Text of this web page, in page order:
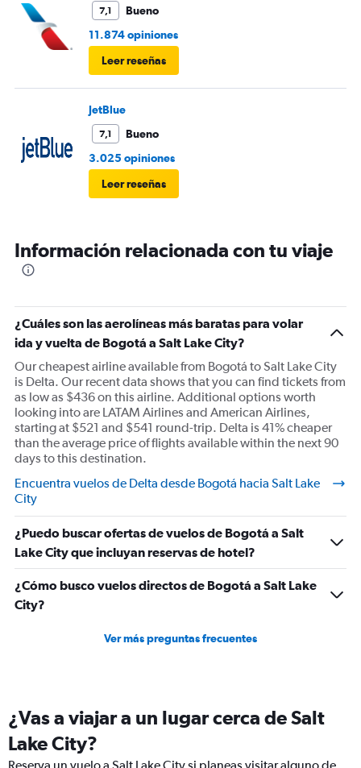
7,1
Bueno
11.874 opiniones
Leer reseñas
JetBlue
7,1
Bueno
3.025 opiniones
Leer reseñas
Información relacionada con tu viaje
¿Cuáles son las aerolíneas más baratas para volar
ida y vuelta de Bogotá a Salt Lake City?
Our cheapest airline available from Bogotá to Salt Lake City
is Delta. Our recent data shows that you can find tickets from
as low as $436 on this airline. Additional options worth
looking into are LATAM Airlines and American Airlines,
starting at $521 and $541 round-trip. Delta is 41% cheaper
than the average price of flights available within the next 90
days to this destination.
Encuentra vuelos de Delta desde Bogotá hacia Salt Lake
City
¿Puedo buscar ofertas de vuelos de Bogotá a Salt
Lake City que incluyan reservas de hotel?
¿Cómo busco vuelos directos de Bogotá a Salt Lake
City?
Ver más preguntas frecuentes
¿Vas a viajar a un lugar cerca de Salt
Lake City?